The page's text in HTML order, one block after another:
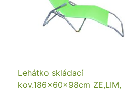
Lehátko skládací
kov.186x60x98cm ZE,LIM,